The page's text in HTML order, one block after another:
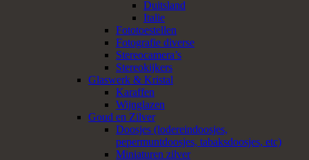
Duitsland
Italie
Fototoestellen
Fotografie diverse
Stereocamera’s
Stereokijkers
Glaswerk & Kristal
Karaffen
Wijnglazen
Goud en Zilver
Doosjes (lodereindoosjes,
pepermuntdoosjes, tabaksdoosjes, etc)
Miniaturen zilver